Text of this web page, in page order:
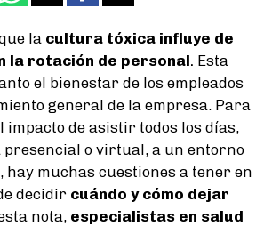
la cultura tóxica influye de
la rotación de personal. Esta
el bienestar de los empleados
general de la empresa. Para
impacto de asistir todos los días,
presencial o virtual, a un entorno
muchas cuestiones a tener en
decidir cuándo y cómo dejar
esta nota, especialistas en salud